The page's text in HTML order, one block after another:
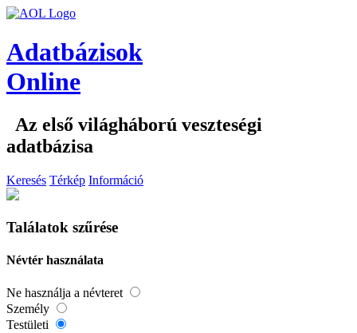
Adatbázisok
Online
Az első világháború veszteségi
adatbázisa
Keresés Térkép Információ
Találatok szűrése
Névtér használata
Ne használja a névteret
Személy
Testületi